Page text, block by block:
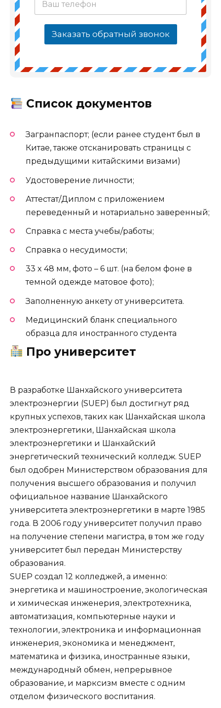
Заказать обратный звонок
Список документов
Загранпаспорт; (если ранее студент был в
Китае, также отсканировать страницы с
предыдущими китайскими визами)
Удостоверение личности;
Аттестат/Диплом с приложением
переведенный и нотариально заверенный;
Справка с места учебы/работы;
Справка о несудимости;
33 x 48 мм, фото – 6 шт. (на белом фоне в
темной одежде матовое фото);
Заполненную анкету от университета.
Медицинский бланк специального
образца для иностранного студента
Про университет
В разработке Шанхайского университета
электроэнергии (SUEP) был достигнут ряд
крупных успехов, таких как Шанхайская школа
электроэнергетики, Шанхайская школа
электроэнергетики и Шанхайский
энергетический технический колледж. SUEP
был одобрен Министерством образования для
получения высшего образования и получил
официальное название Шанхайского
университета электроэнергетики в марте 1985
года. В 2006 году университет получил право
на получение степени магистра, в том же году
университет был передан Министерству
образования.
SUEP создал 12 колледжей, а именно:
энергетика и машиностроение, экологическая
и химическая инженерия, электротехника,
автоматизация, компьютерные науки и
технологии, электроника и информационная
инженерия, экономика и менеджмент,
математика и физика, иностранные языки,
международный обмен, непрерывное
образование, и марксизм вместе с одним
отделом физического воспитания.